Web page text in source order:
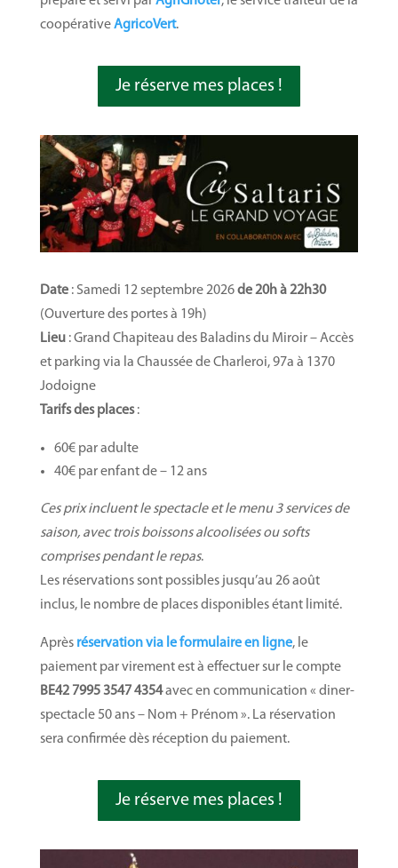
coopérativeAgricoVert.
Je réserve mes places !
Date: Samedi 12 septembre 2026de 20h à 22h30
(Ouverture des portes à 19h)
Lieu: Grand Chapiteau des Baladins du Miroir – Accès
et parking via la Chaussée de Charleroi, 97a à 1370
Jodoigne
Tarifs des places:
60€ par adulte
40€ par enfant de – 12 ans
Ces prix incluent le spectacle et le menu 3 services de
saison, avec trois boissons alcoolisées ou softs
comprises pendant le repas.
Les réservations sont possibles jusqu’au 26 août
inclus, le nombre de places disponibles étant limité.
Après réservation via le formulaire en ligne, le
paiement par virement est à effectuer sur le compte
BE42 7995 3547 4354avec en communication « diner-
spectacle 50 ans – Nom + Prénom ». La réservation
sera confirmée dès réception du paiement.
Je réserve mes places !